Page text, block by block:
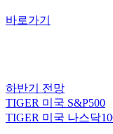
TIGER 미국 S&P500
TIGER 미국 나스닥100